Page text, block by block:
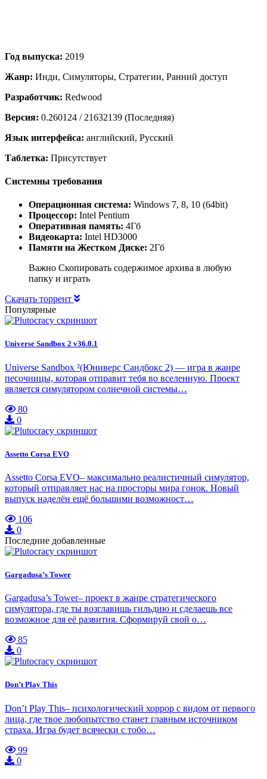
Год выпуска: 2019
Жанр: Инди, Симуляторы, Стратегии, Ранний доступ
Разработчик: Redwood
Версия: 0.260124 / 21632139 (Последняя)
Язык интерфейса: английский, Русский
Таблетка: Присутствует
Системны требования
Операционная система: Windows 7, 8, 10 (64bit)
Процессор: Intel Pentium
Оперативная память: 4Гб
Видеокарта: Intel HD3000
Памяти на Жестком Диске: 2Гб
Важно Скопировать содержимое архива в любую
папку и играть
Скачать торрент
Популярные
Universe Sandbox 2 v36.0.1
Universe Sandbox ²(Юниверс Сандбокс 2) — игра в жанре
песочницы, которая отправит тебя во вселенную. Проект
является симулятором солнечной системы…
80
0
Assetto Corsa EVO
Assetto Corsa EVO– максимально реалистичный симулятор,
который отправляет нас на просторы мира гонок. Новый
выпуск наделён ещё большими возможност…
106
0
Последние добавленные
Gargadusa’s Tower
Gargadusa’s Tower– проект в жанре стратегического
симулятора, где ты возглавишь гильдию и сделаешь все
возможное для её развития. Сформируй свой о…
85
0
Don’t Play This
Don’t Play This– психологический хоррор с видом от первого
лица, где твое любопытство станет главным источником
страха. Игра будет всячески с тобо…
99
0